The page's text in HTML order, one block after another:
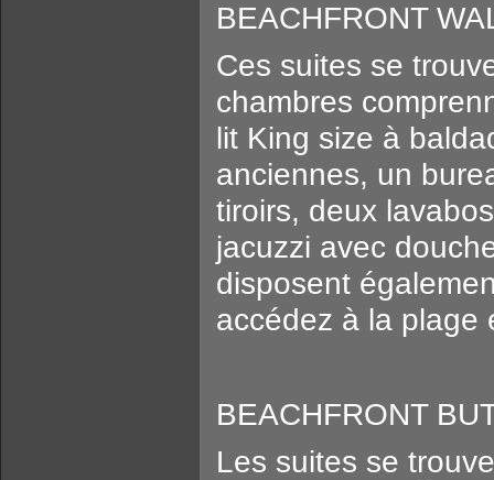
BEACHFRONT
Ces suites se
chambres
lit King size à
anciennes, un
tiroirs, deux
jacuzzi avec
disposent
accédez à la plage
BEACHFRONT
Les suites se